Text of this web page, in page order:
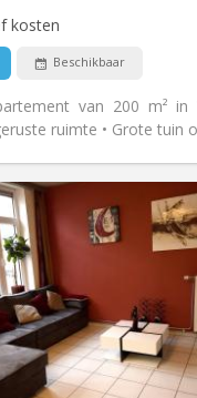
kosten
Beschikbaar
van 200 m² in
ruimte • Grote tuin
11 maanden, 10
Met